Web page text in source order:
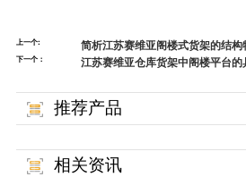
上一个: 简析江苏赛维亚阁楼式货架的结构
下一个： 江苏赛维亚仓库货架中阁楼平台的
推荐产品
相关资讯